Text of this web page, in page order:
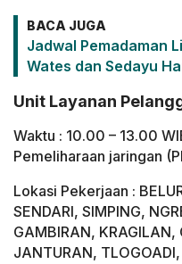
BACA JUGA
Jadwal Pemadaman
Wates dan Sedayu
Unit Layanan
Waktu : 10.00 – 13.00
Pemeliharaan jaringan
Lokasi Pekerjaan :
SENDARI, SIMPING,
GAMBIRAN, KRAGILAN,
JANTURAN,